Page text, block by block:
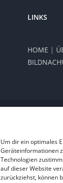
Um dir ein optimales
Geräteinformationen
Technologien
auf dieser Website
zurückziehst, können
LINKS
HOME |